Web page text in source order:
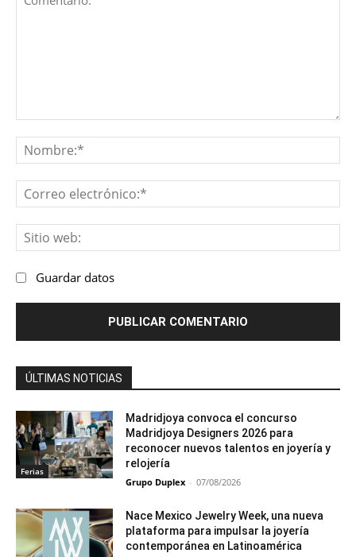
Guardar datos
ÚLTIMAS NOTICIAS
Ferias
Madridjoya convoca el concurso
Madridjoya Designers 2026 para
reconocer nuevos talentos en joyería y
relojería
Grupo Duplex - 07/08/2026
Nace Mexico Jewelry Week, una nueva
plataforma para impulsar la joyería
contemporánea en Latinoamérica